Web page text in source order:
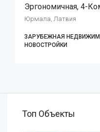
Юрмала, Латвия
ЗАРУБЕЖНАЯ
НОВОСТРОЙКИ
Топ Объекты